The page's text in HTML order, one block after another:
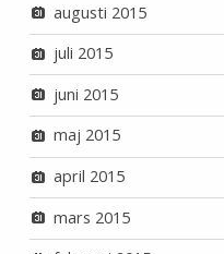
augusti 2015
juli 2015
juni 2015
maj 2015
april 2015
mars 2015